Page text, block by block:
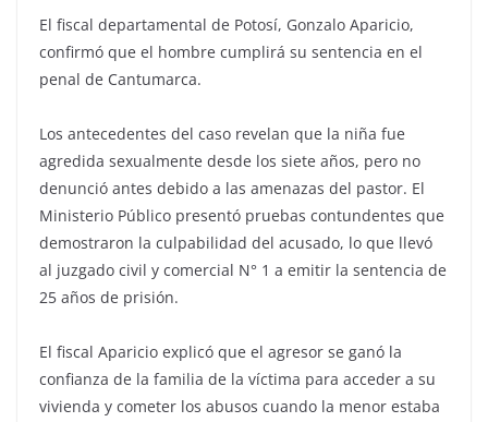
El fiscal departamental de Potosí, Gonzalo Aparicio,
confirmó que el hombre cumplirá su sentencia en el
penal de Cantumarca.
Los antecedentes del caso revelan que la niña fue
agredida sexualmente desde los siete años, pero no
denunció antes debido a las amenazas del pastor. El
Ministerio Público presentó pruebas contundentes que
demostraron la culpabilidad del acusado, lo que llevó
al juzgado civil y comercial N° 1 a emitir la sentencia de
25 años de prisión.
El fiscal Aparicio explicó que el agresor se ganó la
confianza de la familia de la víctima para acceder a su
vivienda y cometer los abusos cuando la menor estaba